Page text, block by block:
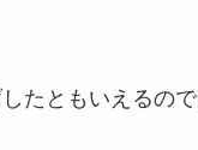
たともいえるの